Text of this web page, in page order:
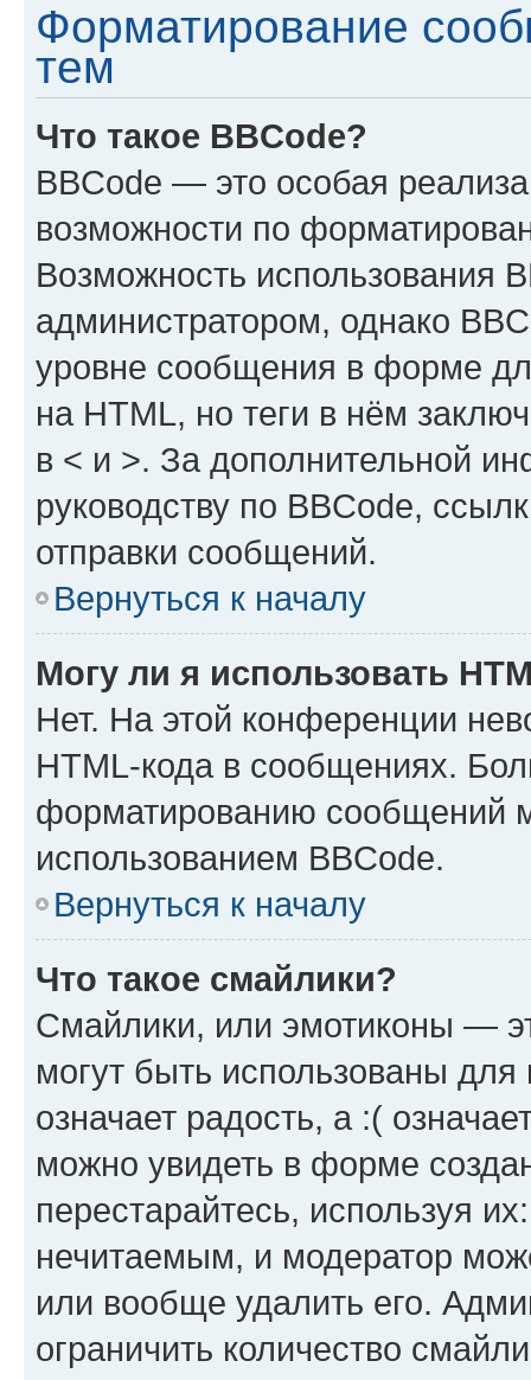
Форматирование
тем
Что такое BBCode?
BBCode — это особая
возможности по
Возможность использования
администратором, однако
уровне сообщения в форме
на HTML, но теги в нём
в < и >. За дополнительной
руководству по BBCode,
отправки сообщений.
Вернуться к началу
Могу ли я использовать
Нет. На этой конференции
HTML-кода в сообщениях.
форматированию сообщений
использованием BBCode.
Вернуться к началу
Что такое смайлики?
Смайлики, или эмотиконы —
могут быть использованы
означает радость, а :(
можно увидеть в форме
перестарайтесь, используя
нечитаемым, и модератор
или вообще удалить его.
ограничить количество